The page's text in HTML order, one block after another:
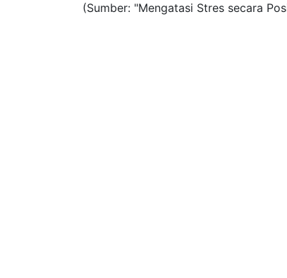
(Sumber: "Mengatasi Stres secara